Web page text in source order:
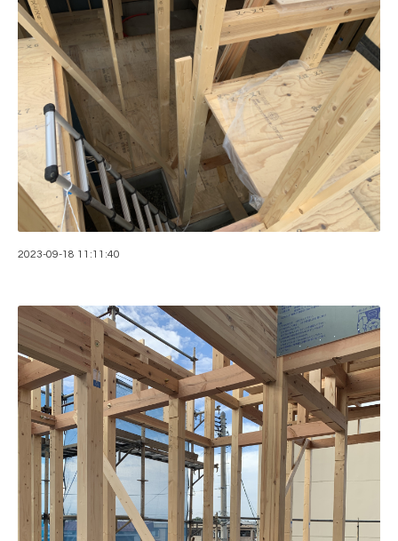
2023-09-18 11:11:40